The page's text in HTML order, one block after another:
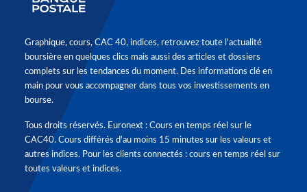
Graphique, cours, CAC 40, indices, retrouvez toute l'actualité
boursière en quelques clics mais aussi des articles et dossiers
complets sur les tendances du moment. Des informations clé en
main pour vous accompagner dans tous vos investissements en
bourse.
Tous droits réservés. Euronext : Cours en temps réel sur le
CAC40. Cours différés d'au moins 15 minutes sur les valeurs et
autres indices. Pour les clients connectés : cours en temps réel sur
toutes valeurs et indices.